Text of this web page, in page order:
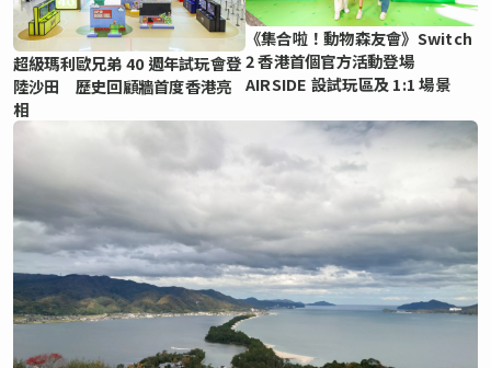
超級瑪利歐兄弟 40 週年試玩會登
陸沙田 歷史回顧牆首度香港亮
相
《集合啦！動物森友會》Switch
2 香港首個官方活動登場
AIRSIDE 設試玩區及 1:1 場景